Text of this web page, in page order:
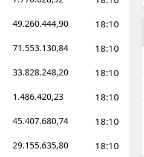
49.260.444,90 18:10
71.553.130,84 18:10
33.828.248,20 18:10
1.486.420,23 18:10
45.407.680,74 18:10
29.155.635,80 18:10